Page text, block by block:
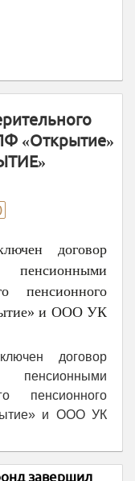
«Открытие»
договор
пенсионными
пенсионного
и ООО УК
договор
пенсионными
пенсионного
и ООО УК
завершил